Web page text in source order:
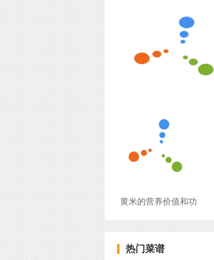
黄米的营养价值和功
热门菜谱